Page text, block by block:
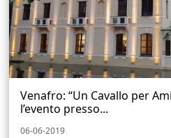
Venafro: “Un Cavallo per
l’evento presso...
06-06-2019